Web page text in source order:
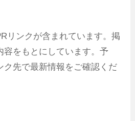
リンクが含まれています。掲
容をもとにしています。予
ク先で最新情報をご確認くだ